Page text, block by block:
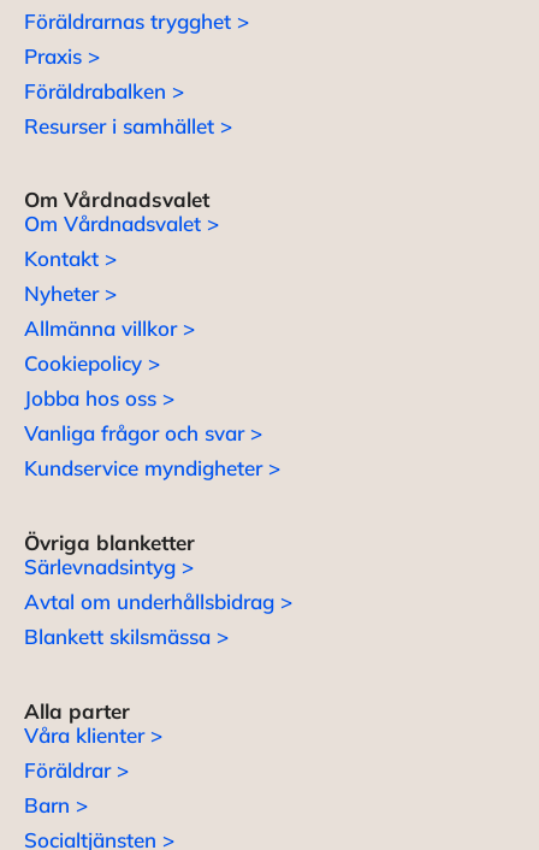
Föräldrarnas trygghet >
Praxis >
Föräldrabalken >
Resurser i samhället >
Om Vårdnadsvalet
Om Vårdnadsvalet >
Kontakt >
Nyheter >
Allmänna villkor >
Cookiepolicy >
Jobba hos oss >
Vanliga frågor och svar >
Kundservice myndigheter >
Övriga blanketter
Särlevnadsintyg >
Avtal om underhållsbidrag >
Blankett skilsmässa >
Alla parter
Våra klienter >
Föräldrar >
Barn >
Socialtjänsten >